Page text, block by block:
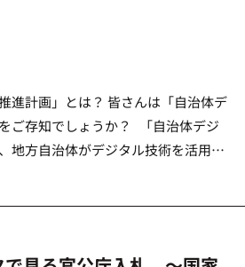
進計画」とは？ 皆さんは「自治体デ
ご存知でしょうか？ 「自治体デジ
地方自治体がデジタル技術を活用し